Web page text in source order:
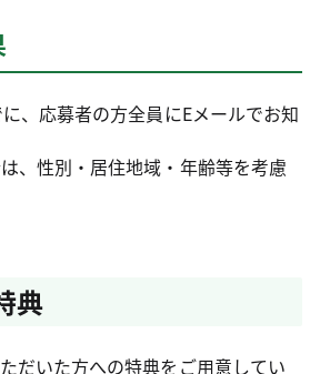
、応募者の方全員にEメールでお知
、性別・居住地域・年齢等を考慮
典
だいた方への特典をご用意してい